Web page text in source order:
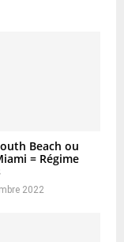
Beach ou
= Régime
2022